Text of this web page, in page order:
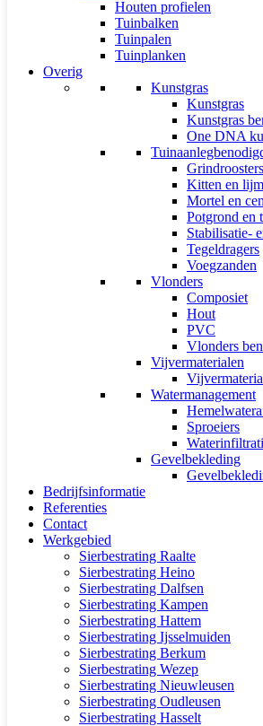
Houten profielen
Tuinbalken
Tuinpalen
Tuinplanken
Overig
Kunstgras
Kunstgras
Kunstgras
One DNA
Grindroosters
Kitten en
Mortel en
Potgrond en
Stabilisatie-
Tegeldragers
Voegzanden
Vlonders
Composiet
Hout
PVC
Vlonders
Vijvermaterialen
Watermanagement
Sproeiers
Gevelbekleding
Bedrijfsinformatie
Referenties
Contact
Werkgebied
Sierbestrating Raalte
Sierbestrating Heino
Sierbestrating Dalfsen
Sierbestrating Kampen
Sierbestrating Hattem
Sierbestrating Ijsselmuiden
Sierbestrating Berkum
Sierbestrating Wezep
Sierbestrating Nieuwleusen
Sierbestrating Oudleusen
Sierbestrating Hasselt